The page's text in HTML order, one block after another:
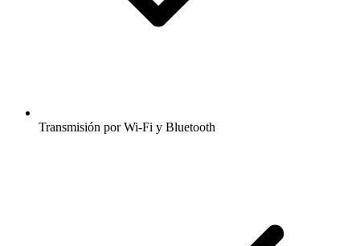
Transmisión por Wi-Fi y Bluetooth